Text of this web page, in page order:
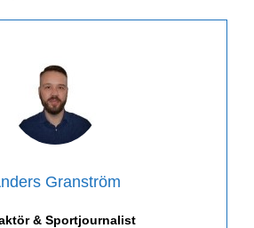
Granström
& Sportjournalist